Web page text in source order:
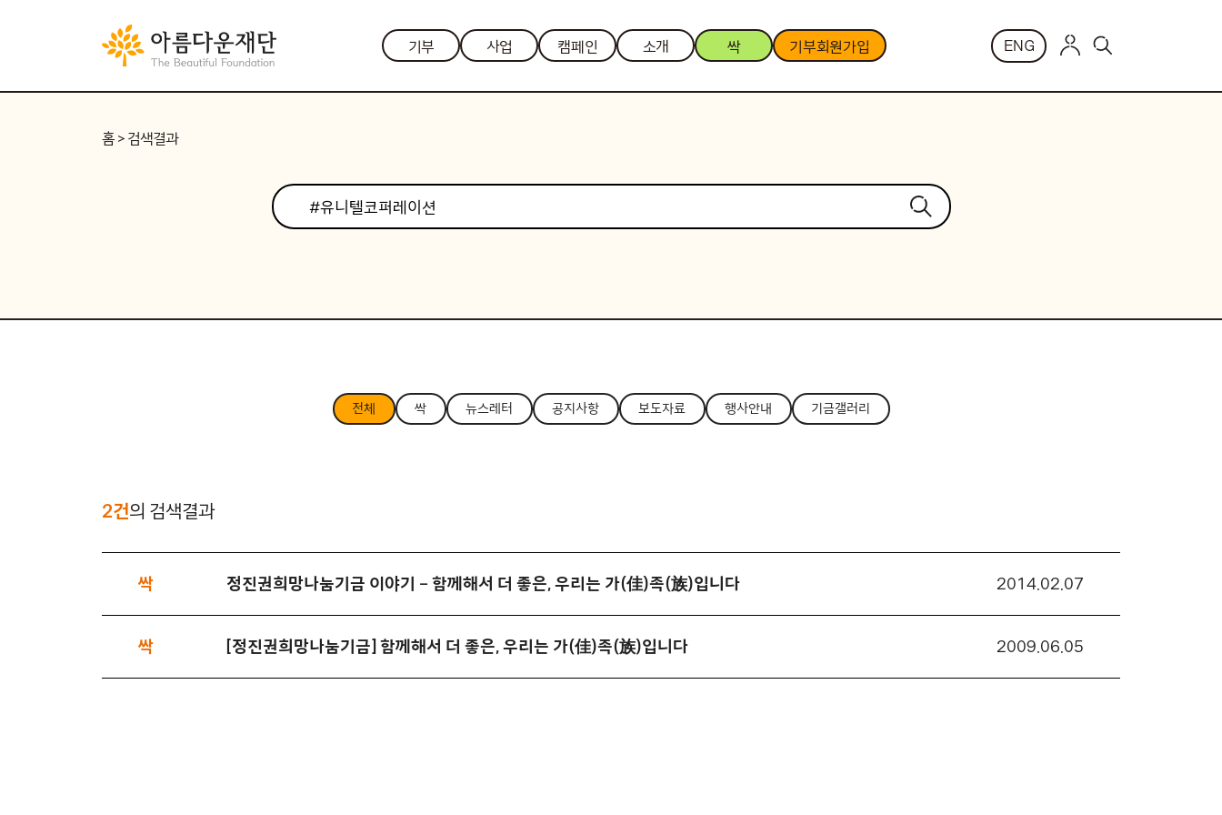
기부 사업 캠페인 소개 싹 기부회원가입 ENG
홈 > 검색결과
전체 싹 뉴스레터 공지사항 보도자료 행사안내 기금갤러리
2건의 검색결과
싹 정진권희망나눔기금 이야기 – 함께해서 더 좋은, 우리는 가(佳)족(族)입니다 2014.02.07
싹 [정진권희망나눔기금] 함께해서 더 좋은, 우리는 가(佳)족(族)입니다 2009.06.05